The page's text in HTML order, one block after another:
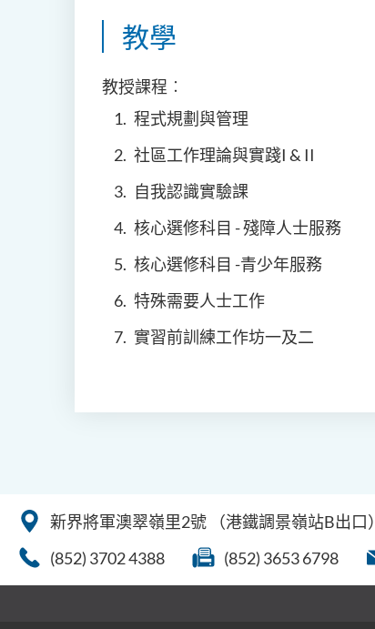
教學
教授課程︰
程式規劃與管理
社區工作理論與實踐I & II
自我認識實驗課
核心選修科目 - 殘障人士服務
核心選修科目 -青少年服務
特殊需要人士工作
實習前訓練工作坊一及二
新界將軍澳翠嶺里2號
（港鐵調景嶺站B出口）
(852) 3702 4388
(852) 3653 6798